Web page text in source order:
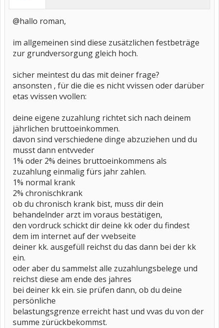
@hallo roman,
im allgemeinen sind diese zusätzlichen festbeträge
zur grundversorgung gleich hoch.
sicher meintest du das mit deiner frage?
ansonsten , für die die es nicht vvissen oder darüber
etas vvissen vvollen:
deine eigene zuzahlung richtet sich nach deinem
jährlichen bruttoeinkommen.
davon sind verschiedene dinge abzuziehen und du
musst dann entvveder
1% oder 2% deines bruttoeinkommens als
zuzahlung einmalig fürs jahr zahlen.
1% normal krank
2% chronischkrank
ob du chronisch krank bist, muss dir dein
behandelnder arzt im voraus bestätigen,
den vordruck schickt dir deine kk oder du findest
dem im internet auf der vvebseite
deiner kk. ausgefüll reichst du das dann bei der kk
ein.
oder aber du sammelst alle zuzahlungsbelege und
reichst diese am ende des jahres
bei deiner kk ein. sie prüfen dann, ob du deine
persönliche
belastungsgrenze erreicht hast und vvas du von der
summe zürückbekommst.